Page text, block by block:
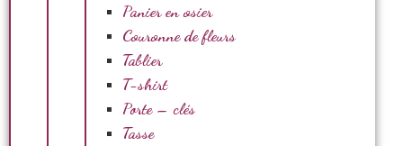
Panier en osier
Couronne de fleurs
Tablier
T-shirt
Porte – clés
Tasse